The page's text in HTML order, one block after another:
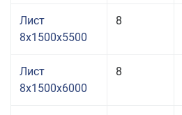
Лист
8x1500x5500
8
Лист
8x1500x6000
8